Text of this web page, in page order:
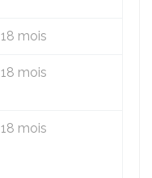
18 mois
18 mois
18 mois